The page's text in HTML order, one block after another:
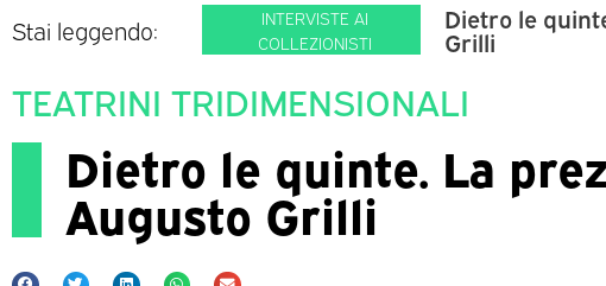
Stai leggendo:
INTERVISTE AI
COLLEZIONISTI
Dietro le
Grilli
TEATRINI TRIDIMENSIONALI
Dietro le quinte. La
Augusto Grilli